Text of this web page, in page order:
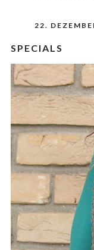
22.
SPECIALS